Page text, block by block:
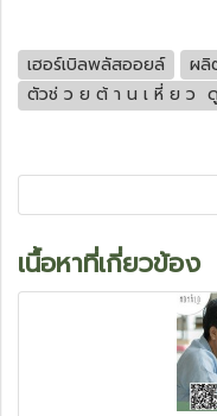
เฮอร์เบิลพลัสออยล์
ผลิ
ตัวช่ ว ย ต้ า น เ หี่ ย ว
เนื้อหาที่เกี่ยวข้อง